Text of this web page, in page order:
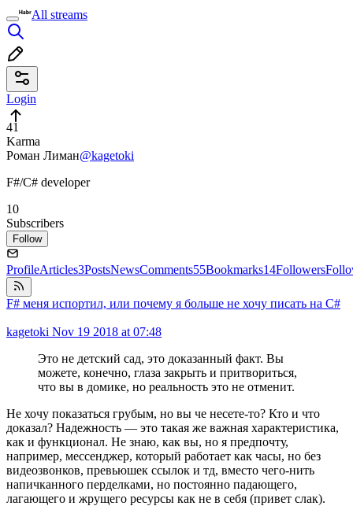
All streams
Login
41
Karma
Роман Лиман@kagetoki
F#/C# developer
10
Subscribers
Follow
ProfileArticles3PostsNewsComments55Bookmarks14Followers
F# меня испортил, или почему я больше не хочу писать на C#
kagetoki Nov 19 2018 at 07:48
Это не детский сад, это доказанный факт. Вы
можете, конечно, глаза закрыть и притвориться,
что вы в домике, но реальность это не отменит.
Не хочу показаться грубым, но вы че несете-то? Кто и что
доказал? Надежность — это такая же важная характеристика,
как и функционал. Не знаю, как вы, но я предпочту,
например, мессенджер, который работает как часы, но без
видеозвонков, превьюшек ссылок и тд, вместо чего-нить
напичканного перделками, но постоянно падающего,
лагающего и жрущего ресурсы как не в себя (привет слак).